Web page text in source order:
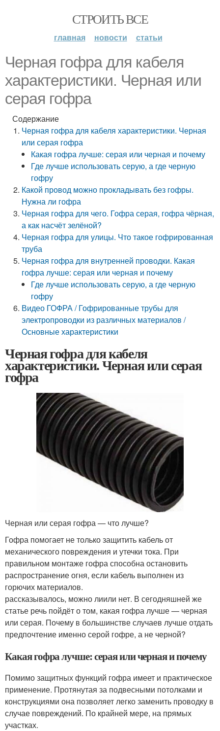
СТРОИТЬ ВСЕ
главная новости статьи
Черная гофра для кабеля
характеристики. Черная или
серая гофра
Содержание
Черная гофра для кабеля характеристики. Черная
или серая гофра
Какая гофра лучше: серая или черная и почему
Где лучше использовать серую, а где черную
гофру
Какой провод можно прокладывать без гофры.
Нужна ли гофра
Черная гофра для чего. Гофра серая, гофра чёрная,
а как насчёт зелёной?
Черная гофра для улицы. Что такое гофрированная
труба
Черная гофра для внутренней проводки. Какая
гофра лучше: серая или черная и почему
Где лучше использовать серую, а где черную
гофру
Видео ГОФРА / Гофрированные трубы для
электропроводки из различных материалов /
Основные характеристики
Черная гофра для кабеля
характеристики. Черная или серая
гофра
Черная или серая гофра — что лучше?
Гофра помогает не только защитить кабель от
механического повреждения и утечки тока. При
правильном монтаже гофра способна остановить
распространение огня, если кабель выполнен из
горючих материалов.
рассказывалось, можно лиили нет. В сегодняшней же
статье речь пойдёт о том, какая гофра лучше — черная
или серая. Почему в большинстве случаев лучше отдать
предпочтение именно серой гофре, а не черной?
Какая гофра лучше: серая или черная и почему
Помимо защитных функций гофра имеет и практическое
применение. Протянутая за подвесными потолками и
конструкциями она позволяет легко заменить проводку в
случае повреждений. По крайней мере, на прямых
участках.